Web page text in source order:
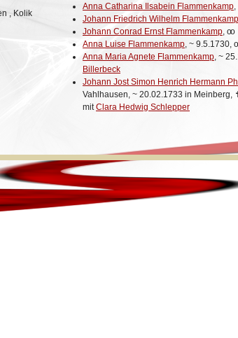
, Kolik
Anna Catharina Ilsabein Flammenkamp
Johann Friedrich Wilhelm Flammenkamp
Johann Conrad Ernst Flammenkamp oo
Anna Luise Flammenkamp ~ 9.5.1730,
Anna Maria Agnete Flammenkamp ~
Billerbeck
Johann Jost Simon Henrich Hermann
Vahlhausen, ~ 20.02.1733 in Meinberg,
mitClara Hedwig Schlepper